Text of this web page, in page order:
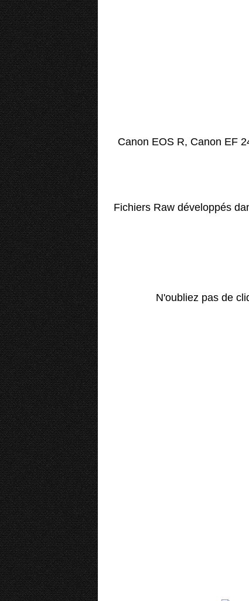
Canon EOS R, Canon EF
Fichiers Raw développés
N'oubliez pas de